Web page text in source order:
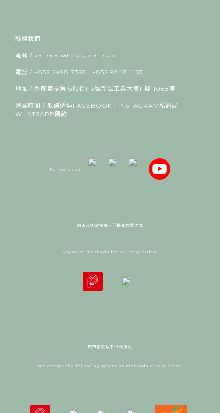
聯絡我們
電郵 / vairocanahk@gmail.com
電話 / +852 2498 7393 ; +852 9848 4153
地址 / 九龍荔枝角長順街1-3號新昌工業大廈11樓1106B室
營業時間 / 敬請透過FACEBOOK、INSTAGRAM私訊或
WHATSAPP預約
Follow us on:
網店及送貨接受以下遙距付款方式
Payment methods for delivery order:
門市接受以下付款方式
We accept the following payment methods at our store: